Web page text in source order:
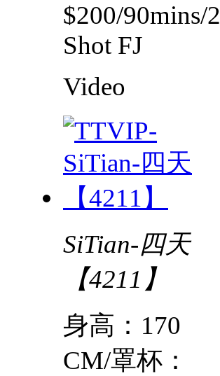
$200/90mins/2
Shot FJ
Video
SiTian-四天
【4211】
身高：170
CM/罩杯：